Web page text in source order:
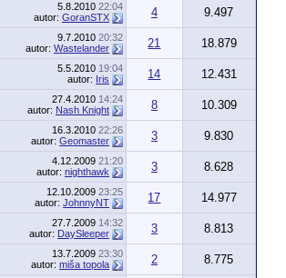
5.8.2010 22:04
autor: GoranSTX 4
9.497
9.7.2010 20:32
autor: Wastelander 21
18.879
5.5.2010 19:04
autor: Iris 14
12.431
27.4.2010 14:24
autor: Nash Knight 8
10.309
16.3.2010 22:26
autor: Geomaster 3
9.830
4.12.2009 21:20
autor: nighthawk 3
8.628
12.10.2009 23:25
autor: JohnnyNT 17
14.977
27.7.2009 14:32
autor: DaySleeper 3
8.813
13.7.2009 23:30
autor: miša topola 2
8.775